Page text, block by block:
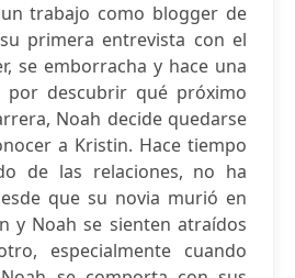
trabajo como blogger de
primera entrevista con el
se emborracha y hace una
por descubrir qué próximo
Noah decide quedarse
a Kristin. Hace tiempo
de las relaciones, no ha
que su novia murió en
y Noah se sienten atraídos
especialmente cuando